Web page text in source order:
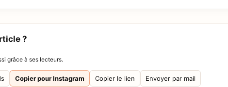
?
grâce à ses lecteurs.
Copier pour Instagram Copier le lien Envoyer par mail